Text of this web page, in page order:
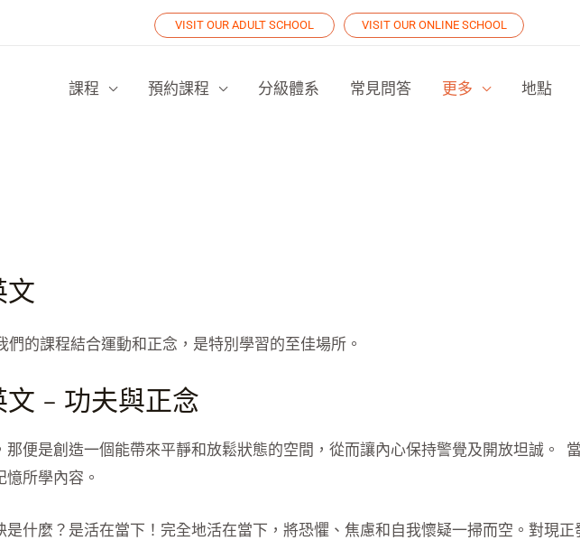
VISIT OUR ADULT SCHOOL VISIT OUR ONLINE SCHOOL
課程 預約課程 分級體系 常見問答 更多 地點
文
們的課程結合運動和正念，是特別學習的至佳場所。
– 功夫與正念
那便是創造一個能帶來平靜和放鬆狀態的空間，從而讓內心保持警覺及開放坦誠。
憶所學內容。
是什麼？是活在當下！完全地活在當下，將恐懼、焦慮和自我懷疑一掃而空。對現